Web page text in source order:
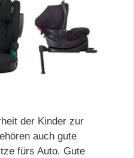
der Kinder zur
auch gute
fürs Auto. Gute